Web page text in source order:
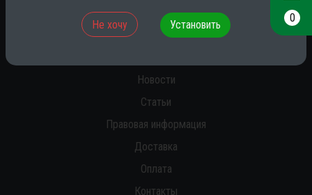
Новости
Статьи
Правовая информация
Доставка
Оплата
Контакты
0
Не хочу Установить